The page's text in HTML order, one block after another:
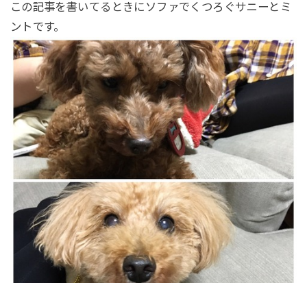
この記事を書いてるときにソファでくつろぐサニーとミ
ントです。